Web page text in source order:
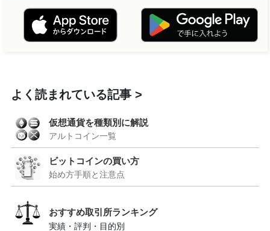
よく読まれている記事
仮想通貨を種類別に解説
アルトコイン一覧
ビットコインの買い方
始め方手順と注意点
おすすめ取引所ランキング
実績・評判・目的別